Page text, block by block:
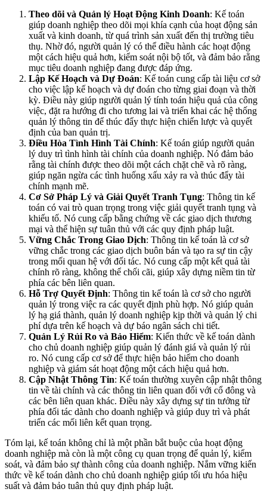
Theo dõi và Quản lý Hoạt Động Kinh Doanh: Kế toán
giúp doanh nghiệp theo dõi mọi khía cạnh của hoạt động sản
xuất và kinh doanh, từ quá trình sản xuất đến thị trường tiêu
thụ. Nhờ đó, người quản lý có thể điều hành các hoạt động
một cách hiệu quả hơn, kiểm soát nội bộ tốt, và đảm bảo rằng
mục tiêu doanh nghiệp đang được đáp ứng.
Lập Kế Hoạch và Dự Đoán: Kế toán cung cấp tài liệu cơ sở
cho việc lập kế hoạch và dự đoán cho từng giai đoạn và thời
kỳ. Điều này giúp người quản lý tính toán hiệu quả của công
việc, đặt ra hướng đi cho tương lai và triển khai các hệ thống
quản lý thông tin để thúc đẩy thực hiện chiến lược và quyết
định của ban quản trị.
Điều Hòa Tình Hình Tài Chính: Kế toán giúp người quản
lý duy trì tình hình tài chính của doanh nghiệp. Nó đảm bảo
rằng tài chính được theo dõi một cách chặt chẽ và rõ ràng,
giúp ngăn ngừa các tình huống xấu xảy ra và thúc đẩy tài
chính mạnh mẽ.
Cơ Sở Pháp Lý và Giải Quyết Tranh Tụng: Thông tin kế
toán có vai trò quan trọng trong việc giải quyết tranh tụng và
khiếu tố. Nó cung cấp bằng chứng về các giao dịch thương
mại và thể hiện sự tuân thủ với các quy định pháp luật.
Vững Chắc Trong Giao Dịch: Thông tin kế toán là cơ sở
vững chắc trong các giao dịch buôn bán và tạo ra sự tin cậy
trong mối quan hệ với đối tác. Nó cung cấp một kết quả tài
chính rõ ràng, không thể chối cãi, giúp xây dựng niềm tin từ
phía các bên liên quan.
Hỗ Trợ Quyết Định: Thông tin kế toán là cơ sở cho người
quản lý trong việc ra các quyết định phù hợp. Nó giúp quản
lý hạ giá thành, quản lý doanh nghiệp kịp thời và quản lý chi
phí dựa trên kế hoạch và dự báo ngân sách chi tiết.
Quản Lý Rủi Ro và Bảo Hiểm: Kiến thức về kế toán dành
cho chủ doanh nghiệp giúp quản lý đánh giá và quản lý rủi
ro. Nó cung cấp cơ sở để thực hiện bảo hiểm cho doanh
nghiệp và giám sát hoạt động một cách hiệu quả hơn.
Cập Nhật Thông Tin: Kế toán thường xuyên cập nhật thông
tin về tài chính và các thông tin liên quan đối với cổ đông và
các bên liên quan khác. Điều này xây dựng sự tin tưởng từ
phía đối tác dành cho doanh nghiệp và giúp duy trì và phát
triển các mối liên kết quan trọng.
Tóm lại, kế toán không chỉ là một phần bắt buộc của hoạt động
doanh nghiệp mà còn là một công cụ quan trọng để quản lý, kiểm
soát, và đảm bảo sự thành công của doanh nghiệp. Nắm vững kiến
thức về kế toán dành cho chủ doanh nghiệp giúp tối ưu hóa hiệu
suất và đảm bảo tuân thủ quy định pháp luật.